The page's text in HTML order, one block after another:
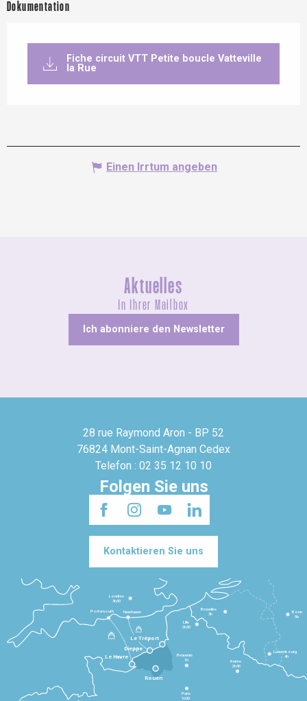
Dokumentation
Fiche circuit VTT Petite boucle Vatteville
la Rue
Einen Irrtum angeben
Aktuelles
In Ihrer Mailbox
Ich abonniere den Newsletter
28 rue Raymond Aron - BP 52
76824 Mont-Saint-Agnan Cedex
Telefon : 02 35 12 10 10
Folgen Sie uns
Kontaktieren Sie uns
Le Havre
Dieppe
Le Tréport
Paris
1h30
Beauvais
1h
Reims
2h45
Lille
2h30
Bruxelles
3h
Londres
3h30
Newhaven
Portsmouth
Bonn
5h
Luxembourg
4h
Rouen